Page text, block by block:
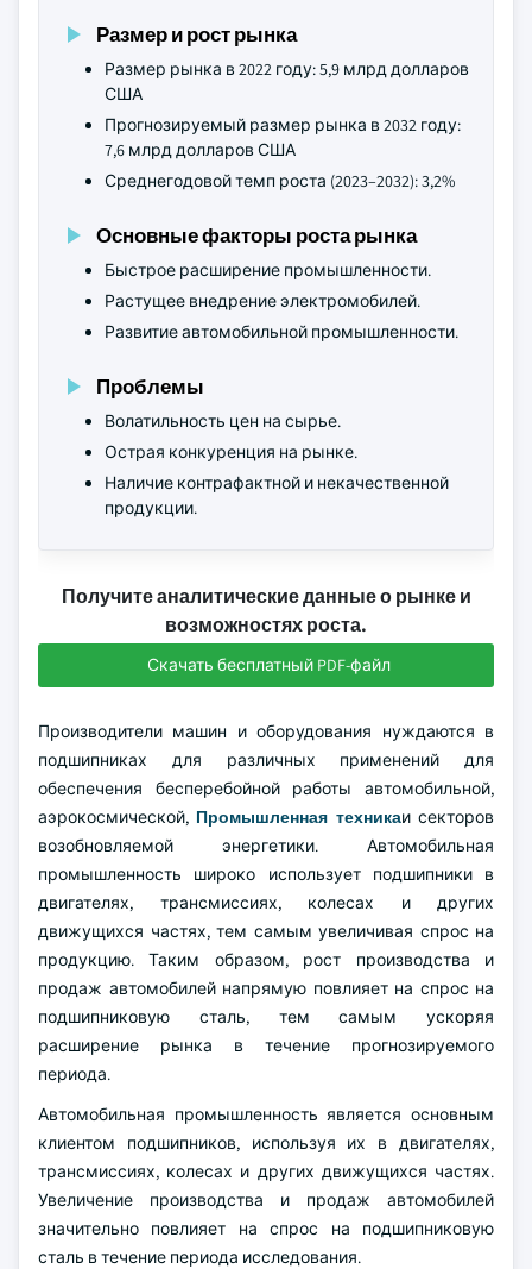
Размер и рост рынка
Размер рынка в 2022 году: 5,9 млрд долларов
США
Прогнозируемый размер рынка в 2032 году:
7,6 млрд долларов США
Среднегодовой темп роста (2023–2032): 3,2%
Основные факторы роста рынка
Быстрое расширение промышленности.
Растущее внедрение электромобилей.
Развитие автомобильной промышленности.
Проблемы
Волатильность цен на сырье.
Острая конкуренция на рынке.
Наличие контрафактной и некачественной
продукции.
Получите аналитические данные о рынке и
возможностях роста.
Скачать бесплатный PDF-файл
Производители машин и оборудования нуждаются в
подшипниках для различных применений для
обеспечения бесперебойной работы автомобильной,
аэрокосмической, Промышленная техникаи секторов
возобновляемой энергетики. Автомобильная
промышленность широко использует подшипники в
двигателях, трансмиссиях, колесах и других
движущихся частях, тем самым увеличивая спрос на
продукцию. Таким образом, рост производства и
продаж автомобилей напрямую повлияет на спрос на
подшипниковую сталь, тем самым ускоряя
расширение рынка в течение прогнозируемого
периода.
Автомобильная промышленность является основным
клиентом подшипников, используя их в двигателях,
трансмиссиях, колесах и других движущихся частях.
Увеличение производства и продаж автомобилей
значительно повлияет на спрос на подшипниковую
сталь в течение периода исследования.